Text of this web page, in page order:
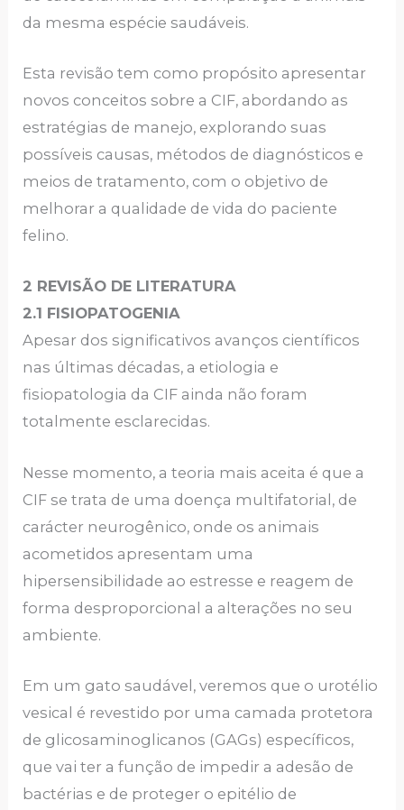
da mesma espécie saudáveis.
Esta revisão tem como propósito apresentar
novos conceitos sobre a CIF, abordando as
estratégias de manejo, explorando suas
possíveis causas, métodos de diagnósticos e
meios de tratamento, com o objetivo de
melhorar a qualidade de vida do paciente
felino.
2 REVISÃO DE LITERATURA
2.1 FISIOPATOGENIA
Apesar dos significativos avanços científicos
nas últimas décadas, a etiologia e
fisiopatologia da CIF ainda não foram
totalmente esclarecidas.
Nesse momento, a teoria mais aceita é que a
CIF se trata de uma doença multifatorial, de
carácter neurogênico, onde os animais
acometidos apresentam uma
hipersensibilidade ao estresse e reagem de
forma desproporcional a alterações no seu
ambiente.
Em um gato saudável, veremos que o urotélio
vesical é revestido por uma camada protetora
de glicosaminoglicanos (GAGs) específicos,
que vai ter a função de impedir a adesão de
bactérias e de proteger o epitélio de